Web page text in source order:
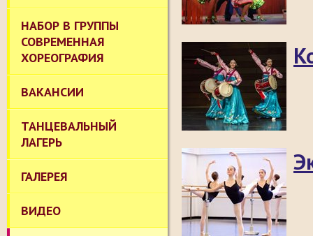
НАБОР В ГРУППЫ
СОВРЕМЕННАЯ
ХОРЕОГРАФИЯ
ВАКАНСИИ
ТАНЦЕВАЛЬНЫЙ
ЛАГЕРЬ
ГАЛЕРЕЯ
ВИДЕО